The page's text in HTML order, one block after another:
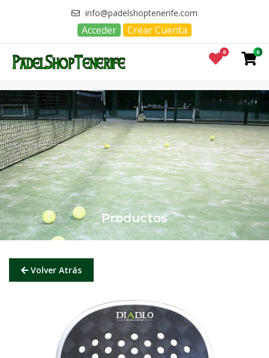
info@padelshoptenerife.com
Acceder Crear Cuenta
0
0
Productos
Volver Atrás